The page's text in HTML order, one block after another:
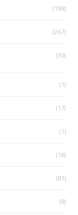
(198)
(267)
(30)
(1)
(17)
(1)
(16)
(81)
(8)